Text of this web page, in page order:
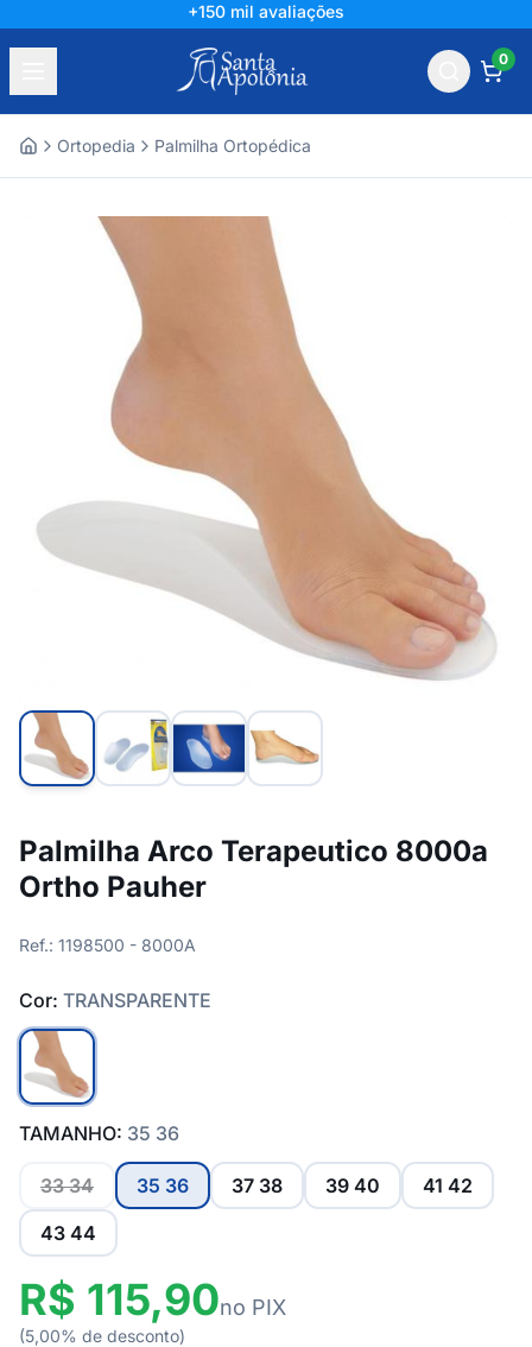
+150 mil avaliações
0
Ortopedia Palmilha Ortopédica
Palmilha Arco Terapeutico 8000a
Ortho Pauher
Ref.: 1198500 - 8000A
Cor: TRANSPARENTE
TAMANHO: 35 36
33 34 35 36 37 38 39 40
41 42
43 44
R$ 115,90no PIX
(5,00% de desconto)